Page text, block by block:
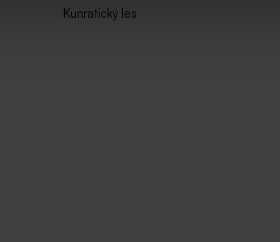
Kunratický les